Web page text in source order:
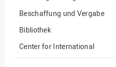
Beschaffung und Vergabe
Bibliothek
Center for International
Mobility